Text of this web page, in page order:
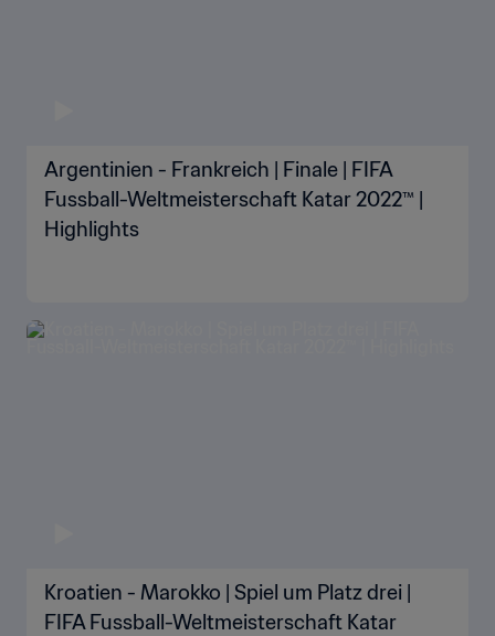
Argentinien - Frankreich | Finale | FIFA
Fussball-Weltmeisterschaft Katar 2022™ |
Highlights
Kroatien - Marokko | Spiel um Platz drei |
FIFA Fussball-Weltmeisterschaft Katar